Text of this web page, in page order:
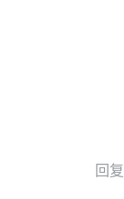
回复